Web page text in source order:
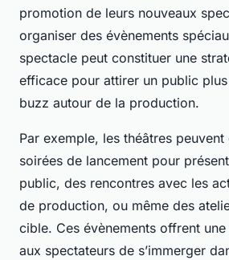
promotion de leurs nouveaux
organiser des évènements
spectacle peut constituer une
efficace pour attirer un public
buzz autour de la production.
Par exemple, les théâtres
soirées de lancement pour
public, des rencontres avec les
de production, ou même des
cible. Ces évènements offrent
aux spectateurs de s’immerger